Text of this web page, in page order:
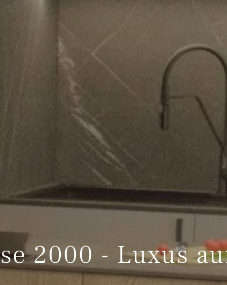
2000 - Luxus